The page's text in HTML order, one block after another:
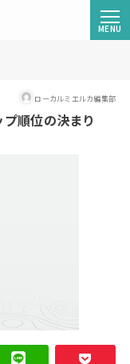
ローカルミエルカ編集部
順位の決まり